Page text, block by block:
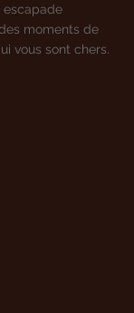
escapade
moments de
vous sont chers.